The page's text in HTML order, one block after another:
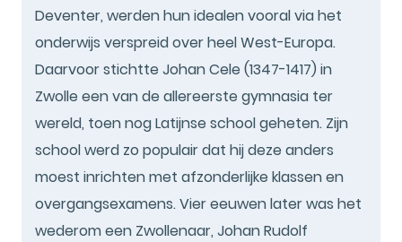
Deventer, werden hun idealen vooral via het
onderwijs verspreid over heel West-Europa.
Daarvoor stichtte Johan Cele (1347-1417) in
Zwolle een van de allereerste gymnasia ter
wereld, toen nog Latijnse school geheten. Zijn
school werd zo populair dat hij deze anders
moest inrichten met afzonderlijke klassen en
overgangsexamens. Vier eeuwen later was het
wederom een Zwollenaar, Johan Rudolf